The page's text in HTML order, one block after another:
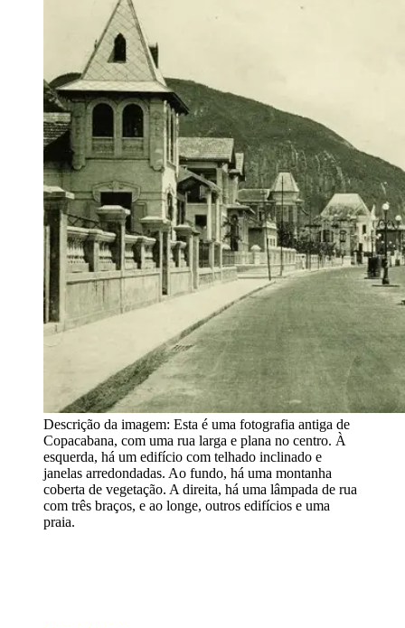
Descrição da imagem: Esta é uma fotografia antiga de
Copacabana, com uma rua larga e plana no centro. À
esquerda, há um edifício com telhado inclinado e
janelas arredondadas. Ao fundo, há uma montanha
coberta de vegetação. A direita, há uma lâmpada de rua
com três braços, e ao longe, outros edifícios e uma
praia.